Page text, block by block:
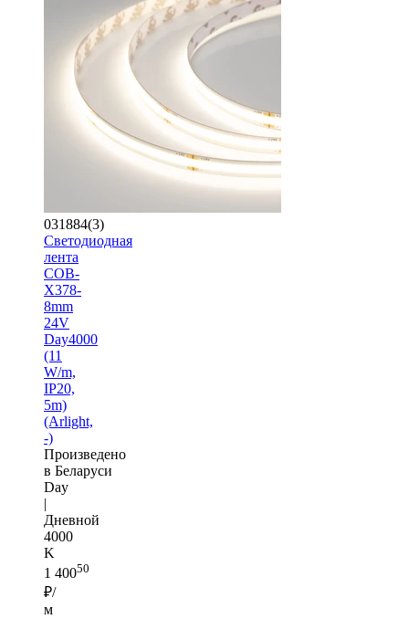
031884(3)
Светодиодная
лента
COB-
X378-
8mm
24V
Day4000
(11
W/m,
IP20,
5m)
(Arlight,
-)
Произведено
в Беларуси
Day
|
Дневной
4000
K
1 40050
₽/
м